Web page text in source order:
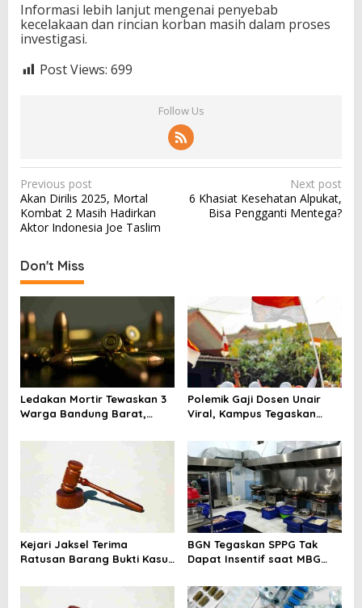
Informasi lebih lanjut mengenai penyebab
kecelakaan dan rincian korban masih dalam proses
investigasi.
Post Views: 699
Follow Us
P
o
s
n
a
v
i
g
a
t
Previous post
Akan Dirilis 2025, Mortal
Kombat 2 Masih Hadirkan
Aktor Indonesia Joe Taslim
Next post
6 Khasiat Kesehatan Alpukat,
Bisa Pengganti Mentega?
Don't Miss
Ledakan Mortir Tewaskan 3
Warga Bandung Barat,
Amunisi Bekas
Polemik Gaji Dosen Unair
Viral, Kampus Tegaskan
Pokok
Kejari Jaksel Terima
Ratusan Barang Bukti Kasus
Jokowi
BGN Tegaskan SPPG Tak
Dapat Insentif saat MBG